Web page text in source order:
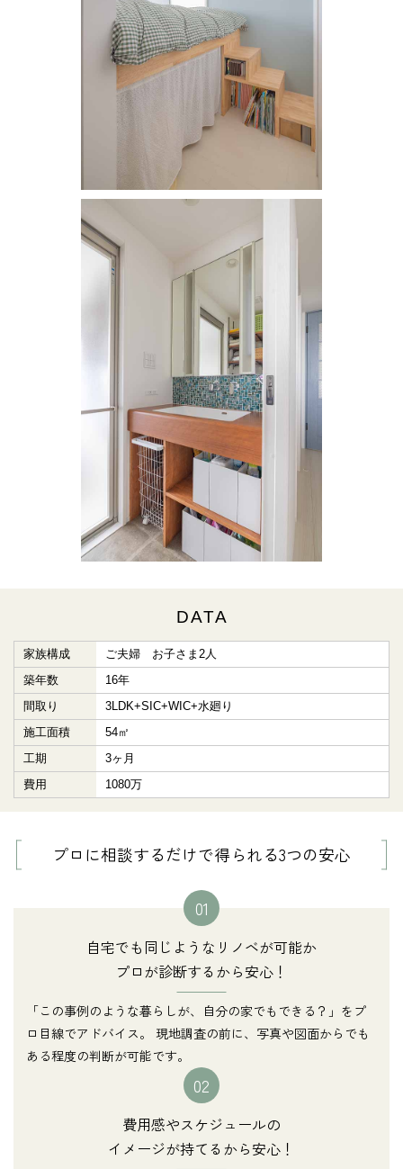
DATA
家族構成
ご夫婦 お子さま2人
築年数
16年
間取り
3LDK+SIC+WIC+水廻り
施工面積
54㎡
工期
3ヶ月
費用
1080万
プロに相談するだけで得られる3つの安心
01
自宅でも同じようなリノベが可能か
プロが診断するから安心！
「この事例のような暮らしが、自分の家でもできる？」をプ
ロ目線でアドバイス。 現地調査の前に、写真や図面からでも
ある程度の判断が可能です。
02
費用感やスケジュールの
イメージが持てるから安心！